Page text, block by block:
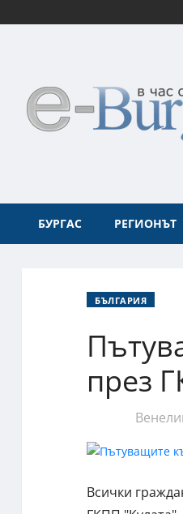
БУРГАС РЕГИОНЪТ
БЪЛГАРИЯ
през
Всички